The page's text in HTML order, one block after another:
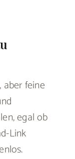
feine
egal ob
Link